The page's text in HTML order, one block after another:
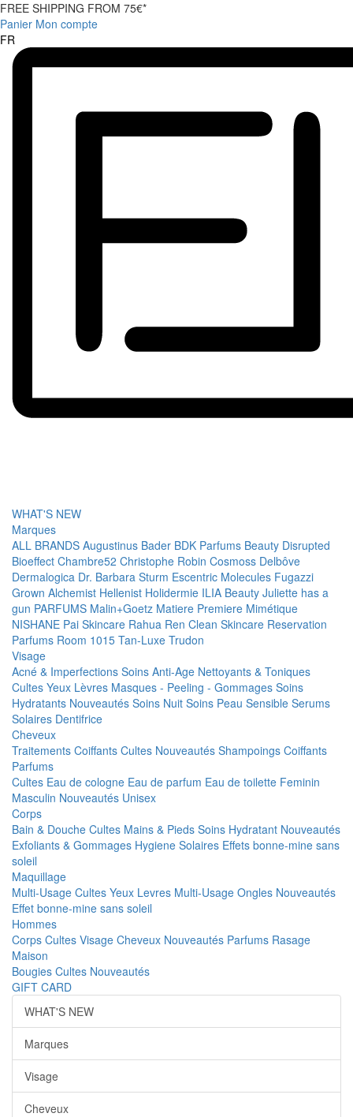
FREE SHIPPING FROM 75€*
Panier Mon compte
FR
WHAT'S NEW
Marques
ALL BRANDS Augustinus Bader BDK Parfums Beauty Disrupted
Bioeffect Chambre52 Christophe Robin Cosmoss Delbôve
Dermalogica Dr. Barbara Sturm Escentric Molecules Fugazzi
Grown Alchemist Hellenist Holidermie ILIA Beauty Juliette has a
gun PARFUMS Malin+Goetz Matiere Premiere Mimétique
NISHANE Pai Skincare Rahua Ren Clean Skincare Reservation
Parfums Room 1015 Tan-Luxe Trudon
Visage
Acné & Imperfections Soins Anti-Age Nettoyants & Toniques
Cultes Yeux Lèvres Masques - Peeling - Gommages Soins
Hydratants Nouveautés Soins Nuit Soins Peau Sensible Serums
Solaires Dentifrice
Cheveux
Traitements Coiffants Cultes Nouveautés Shampoings Coiffants
Parfums
Cultes Eau de cologne Eau de parfum Eau de toilette Feminin
Masculin Nouveautés Unisex
Corps
Bain & Douche Cultes Mains & Pieds Soins Hydratant Nouveautés
Exfoliants & Gommages Hygiene Solaires Effets bonne-mine sans
soleil
Maquillage
Multi-Usage Cultes Yeux Levres Multi-Usage Ongles Nouveautés
Effet bonne-mine sans soleil
Hommes
Corps Cultes Visage Cheveux Nouveautés Parfums Rasage
Maison
Bougies Cultes Nouveautés
GIFT CARD
WHAT'S NEW
Marques
Visage
Cheveux